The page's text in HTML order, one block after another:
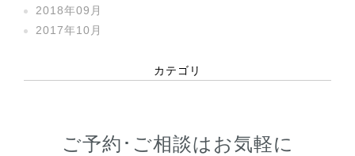
2018年09月
2017年10月
カテゴリ
ご予約･ご相談はお気軽に